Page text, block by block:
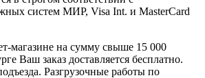
систем МИР, Visa Int. и MasterCard
магазине на сумму свыше 15 000
Ваш заказ доставляется бесплатно.
Разгрузочные работы по